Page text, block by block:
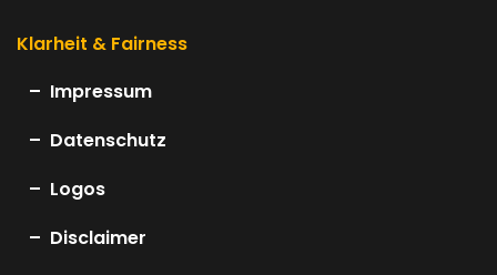
Klarheit & Fairness
Impressum
Datenschutz
Logos
Disclaimer